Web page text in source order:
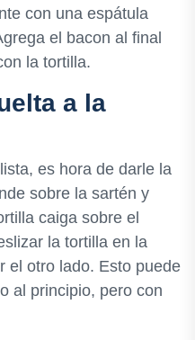
con una espátula
el bacon al final
la tortilla.
a la
es hora de darle la
sobre la sartén y
caiga sobre el
la tortilla en la
el otro lado. Esto puede
al principio, pero con